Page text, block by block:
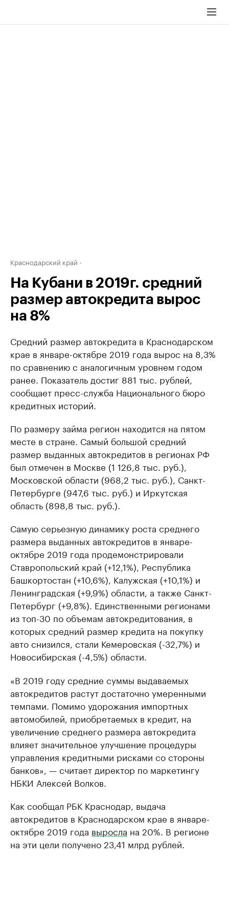
Краснодарский край
На Кубани в 2019г. средний
размер автокредита вырос
на 8%
Средний размер автокредита в Краснодарском
крае в январе-октябре 2019 года вырос на 8,3%
по сравнению с аналогичным уровнем годом
ранее. Показатель достиг 881 тыс. рублей,
сообщает пресс-служба Национального бюро
кредитных историй.
По размеру займа регион находится на пятом
месте в стране. Самый большой средний
размер выданных автокредитов в регионах РФ
был отмечен в Москве (1 126,8 тыс. руб.),
Московской области (968,2 тыс. руб.), Санкт-
Петербурге (947,6 тыс. руб.) и Иркутская
область (898,8 тыс. руб.).
Самую серьезную динамику роста среднего
размера выданных автокредитов в январе-
октябре 2019 года продемонстрировали
Ставропольский край (+12,1%), Республика
Башкортостан (+10,6%), Калужская (+10,1%) и
Ленинградская (+9,9%) области, а также Санкт-
Петербург (+9,8%). Единственными регионами
из топ-30 по объемам автокредитования, в
которых средний размер кредита на покупку
авто снизился, стали Кемеровская (-32,7%) и
Новосибирская (-4,5%) области.
«В 2019 году средние суммы выдаваемых
автокредитов растут достаточно умеренными
темпами. Помимо удорожания импортных
автомобилей, приобретаемых в кредит, на
увеличение среднего размера автокредита
влияет значительное улучшение процедуры
управления кредитными рисками со стороны
банков», — считает директор по маркетингу
НБКИ Алексей Волков.
Как сообщал РБК Краснодар, выдача
автокредитов в Краснодарском крае в январе-
октябре 2019 года выросла на 20%. В регионе
на эти цели получено 23,41 млрд рублей.